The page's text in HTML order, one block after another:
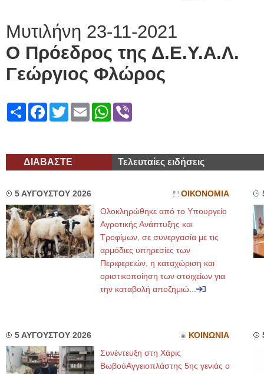
Μυτιλήνη 23-11-2021
Ο Πρόεδρος της Δ.Ε.Υ.Α.Λ.
Γεώργιος Φλώρος
ShareFacebook
TwitterEmailWhatsApp
ΔΙΑΒΑΣΤΕ Τελευταίες ειδήσεις
5 ΑΥΓΟΥΣΤΟΥ 2026 ΟΙΚΟΝΟΜΙΑ
Ολοκληρώθηκε από το Υπουργείο
Αγροτικής Ανάπτυξης και
Τροφίμων, σε συνεργασία με τις
αρμόδιες υπηρεσίες των
Περιφερειών, η καταχώριση και
οριστικοποίηση των στοιχείων για
την καταβολή αποζημιώ...
5 ΑΥΓΟΥΣΤΟΥ 2026 ΚΟΙΝΩΝΙΑ
Συνέντευξη στη Χάρις
ΒωβούΑγγειοπλάστης 5ης γενιάς ο